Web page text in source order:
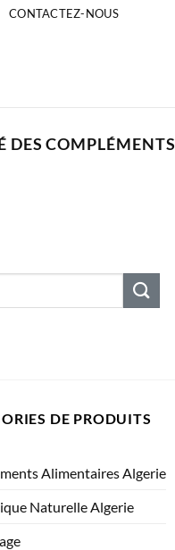
CONTACTEZ-NOUS
DES COMPLÉMENTS
DE PRODUITS
Alimentaires Algerie
Naturelle Algerie